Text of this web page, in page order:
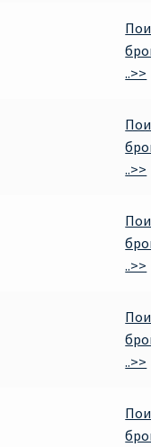
..>>
..>>
..>>
..>>